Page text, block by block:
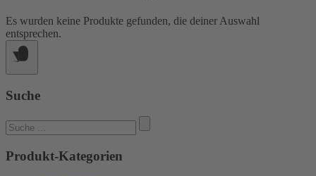
Es wurden keine Produkte gefunden, die deiner Auswahl
entsprechen.
Suche
Suchen
nach:
Produkt-Kategorien